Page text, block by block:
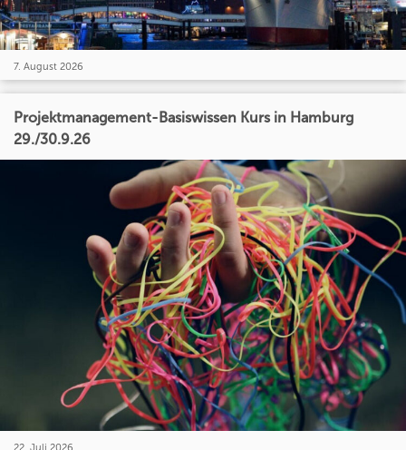
7. August 2026
Projektmanagement-Basiswissen Kurs in Hamburg
29./30.9.26
22. Juli 2026